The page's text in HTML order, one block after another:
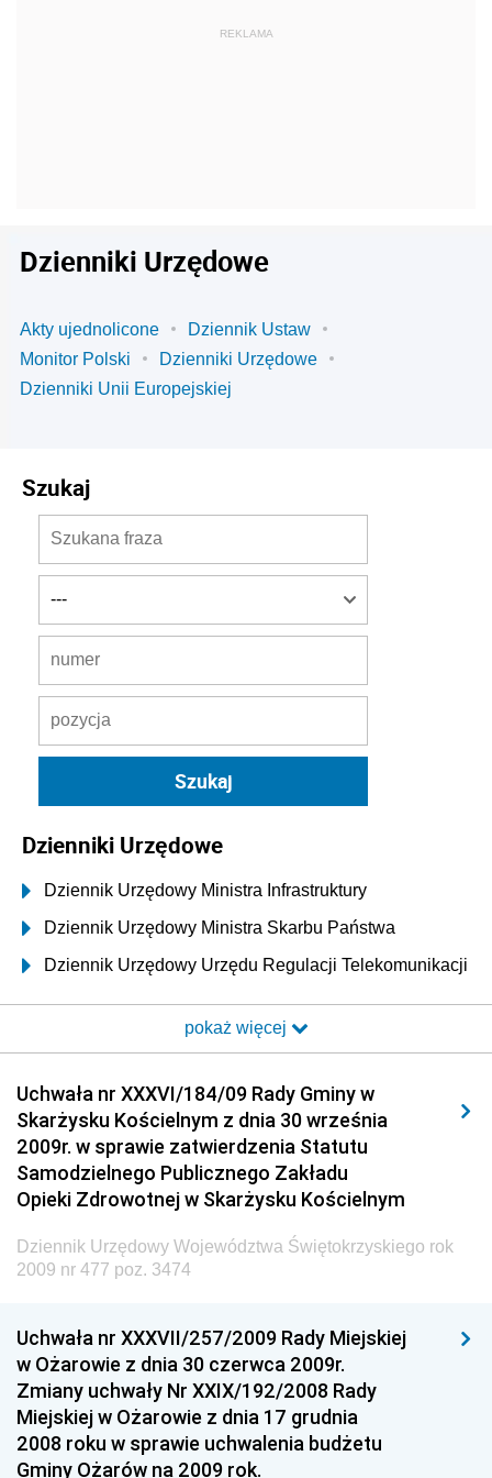
Dzienniki Urzędowe
Akty ujednolicone
Dziennik Ustaw
Monitor Polski
Dzienniki Urzędowe
Dzienniki Unii Europejskiej
Szukaj
Dzienniki Urzędowe
Dziennik Urzędowy Ministra Infrastruktury
Dziennik Urzędowy Ministra Skarbu Państwa
Dziennik Urzędowy Urzędu Regulacji Telekomunikacji
Dziennik Urzędowy Ministra Transportu i Budownictwa
Elektronicznej
Dziennik Urzędowy Ministra Spraw Wewnętrznych i
Administracji
Dziennik Urzędowy Ministra Transportu
Dziennik Urzędowy Ministra Budownictwa
Dziennik Urzędowy Ministra Nauki i Szkolnictwa
Dziennik Urzędowy Głównego Urzędu Miar
Dziennik Urzędowy Ministra Rolnictwa i Rozwoju Wsi
Dziennik Urzędowy Ministra Edukacji Narodowej i
Sportu
Dziennik Urzędowy Ministra Edukacji i Nauki
pokaż więcej
Uchwała nr XXXVI/184/09 Rady Gminy w
Skarżysku Kościelnym z dnia 30 września
2009r. w sprawie zatwierdzenia Statutu
Samodzielnego Publicznego Zakładu
Opieki Zdrowotnej w Skarżysku Kościelnym
Dziennik Urzędowy Województwa Świętokrzyskiego rok
2009 nr 477 poz. 3474
Uchwała nr XXXVII/257/2009 Rady Miejskiej
w Ożarowie z dnia 30 czerwca 2009r.
Zmiany uchwały Nr XXIX/192/2008 Rady
Miejskiej w Ożarowie z dnia 17 grudnia
2008 roku w sprawie uchwalenia budżetu
Gminy Ożarów na 2009 rok.